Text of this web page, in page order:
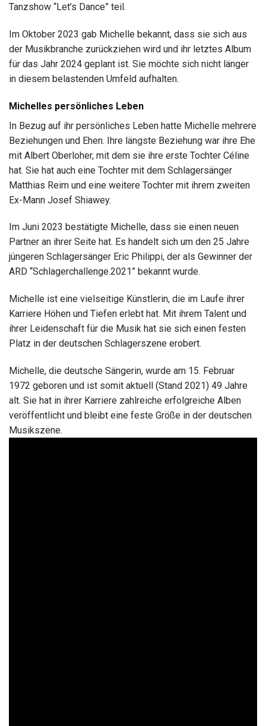
Tanzshow “Let’s Dance” teil.
Im Oktober 2023 gab Michelle bekannt, dass sie sich aus
der Musikbranche zurückziehen wird und ihr letztes Album
für das Jahr 2024 geplant ist. Sie möchte sich nicht länger
in diesem belastenden Umfeld aufhalten.
Michelles persönliches Leben
In Bezug auf ihr persönliches Leben hatte Michelle mehrere
Beziehungen und Ehen. Ihre längste Beziehung war ihre Ehe
mit Albert Oberloher, mit dem sie ihre erste Tochter Céline
hat. Sie hat auch eine Tochter mit dem Schlagersänger
Matthias Reim und eine weitere Tochter mit ihrem zweiten
Ex-Mann Josef Shiawey.
Im Juni 2023 bestätigte Michelle, dass sie einen neuen
Partner an ihrer Seite hat. Es handelt sich um den 25 Jahre
jüngeren Schlagersänger Eric Philippi, der als Gewinner der
ARD “Schlagerchallenge.2021” bekannt wurde.
Michelle ist eine vielseitige Künstlerin, die im Laufe ihrer
Karriere Höhen und Tiefen erlebt hat. Mit ihrem Talent und
ihrer Leidenschaft für die Musik hat sie sich einen festen
Platz in der deutschen Schlagerszene erobert.
Michelle, die deutsche Sängerin, wurde am 15. Februar
1972 geboren und ist somit aktuell (Stand 2021) 49 Jahre
alt. Sie hat in ihrer Karriere zahlreiche erfolgreiche Alben
veröffentlicht und bleibt eine feste Größe in der deutschen
Musikszene.